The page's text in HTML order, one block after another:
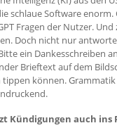
schlaue Software
Fragen der Nutzer.
Doch nicht nur
ein Dankesschreiben
Brieftext auf dem
können.
Kündigungen auch ins